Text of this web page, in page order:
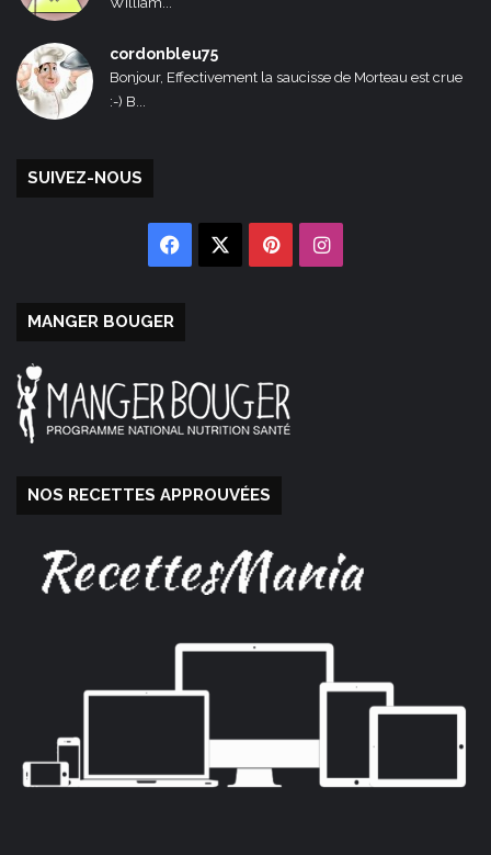
cordonbleu75
Bonjour, Effectivement la saucisse de Morteau est crue
:-) B...
SUIVEZ-NOUS
Facebook PinterestInstagram
MANGER BOUGER
NOS RECETTES APPROUVÉES